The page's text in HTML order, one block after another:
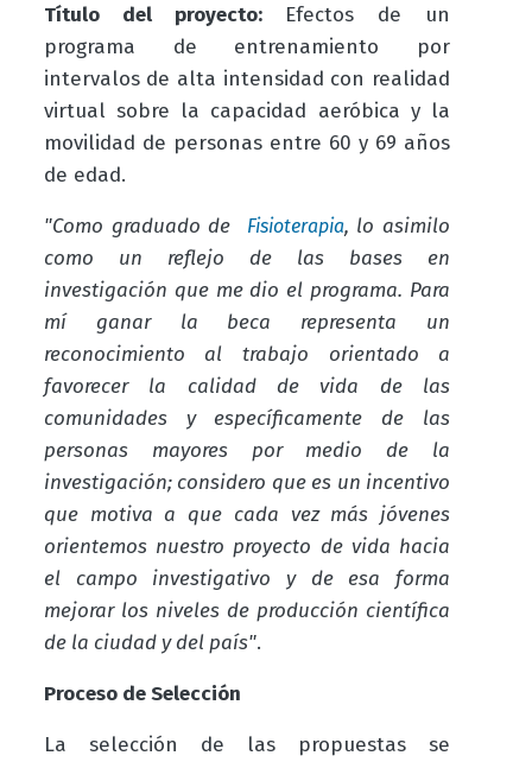
Título del proyecto:Efectos de un
programa de entrenamiento por
intervalos de alta intensidad con realidad
virtual sobre la capacidad aeróbica y la
movilidad de personas entre 60 y 69 años
de edad.
"Como graduado de Fisioterapia, lo asimilo
como un reflejo de las bases en
investigación que me dio el programa. Para
mí ganar la beca representa un
reconocimiento al trabajo orientado a
favorecer la calidad de vida de las
comunidades y específicamente de las
personas mayores por medio de la
investigación; considero que es un incentivo
que motiva a que cada vez más jóvenes
orientemos nuestro proyecto de vida hacia
el campo investigativo y de esa forma
mejorar los niveles de producción científica
de la ciudad y del país".
Proceso de Selección
La selección de las propuestas se